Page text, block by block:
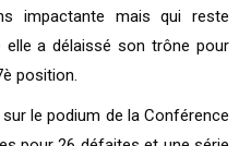
impactante mais qui reste
elle a délaissé son trône pour
position.
le podium de la Conférence